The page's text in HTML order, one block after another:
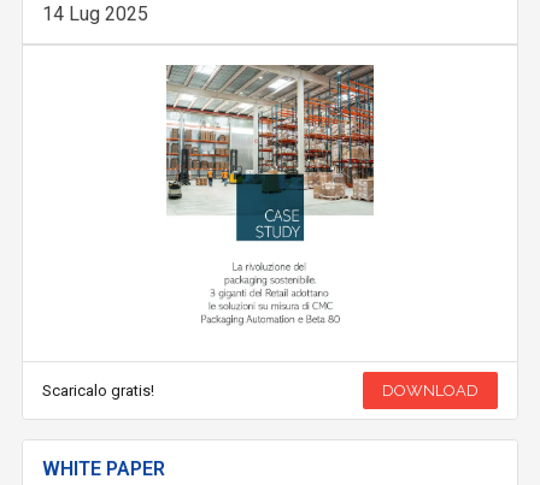
14 Lug 2025
Scaricalo gratis! DOWNLOAD
WHITE PAPER